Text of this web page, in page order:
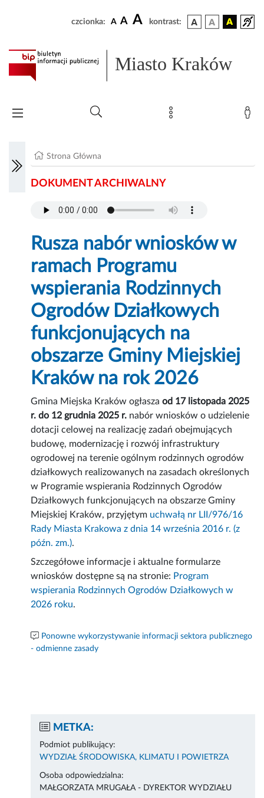
czcionka: A A A kontrast:
Miasto Kraków
Strona Główna
DOKUMENT ARCHIWALNY
Rusza nabór wniosków w
ramach Programu
wspierania Rodzinnych
Ogrodów Działkowych
funkcjonujących na
obszarze Gminy Miejskiej
Kraków na rok 2026
Gmina Miejska Kraków ogłaszaod 17 listopada 2025
r. do 12 grudnia 2025 r. nabór wniosków o udzielenie
dotacji celowej na realizację zadań obejmujących
budowę, modernizację i rozwój infrastruktury
ogrodowej na terenie ogólnym rodzinnych ogrodów
działkowych realizowanych na zasadach określonych
w Programie wspierania Rodzinnych Ogrodów
Działkowych funkcjonujących na obszarze Gminy
Miejskiej Kraków, przyjętym uchwałą nr LII/976/16
Rady Miasta Krakowa z dnia 14 września 2016 r. (z
późn. zm.).
Szczegółowe informacje i aktualne formularze
wniosków dostępne są na stronie: Program
wspierania Rodzinnych Ogrodów Działkowych w
2026 roku.
Ponowne wykorzystywanie informacji sektora publicznego
- odmienne zasady
METKA:
Podmiot publikujący:
WYDZIAŁ ŚRODOWISKA, KLIMATU I POWIETRZA
Osoba odpowiedzialna:
MAŁGORZATA MRUGAŁA - DYREKTOR WYDZIAŁU